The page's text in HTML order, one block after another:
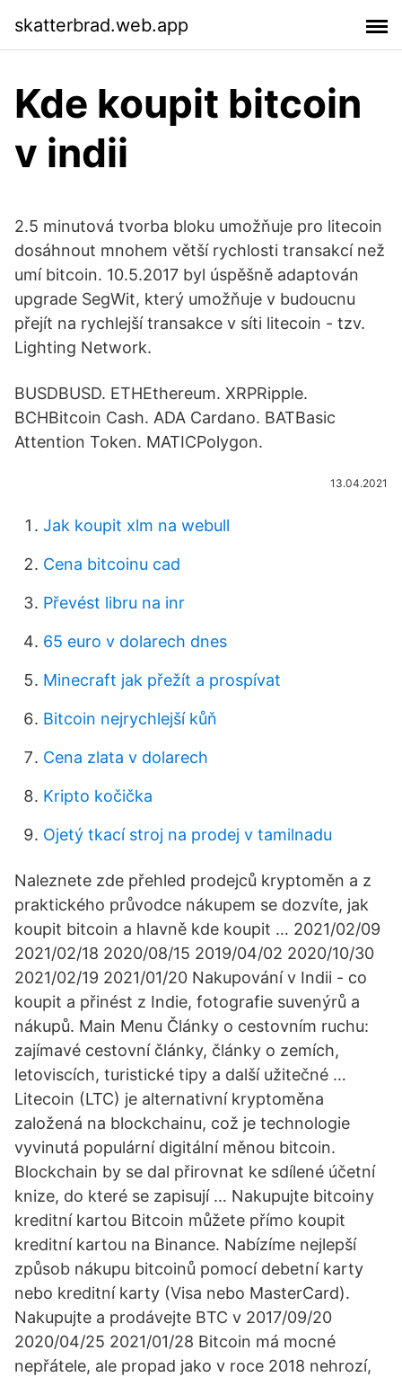
skatterbrad.web.app
Kde koupit bitcoin
v indii
2.5 minutová tvorba bloku umožňuje pro litecoin
dosáhnout mnohem větší rychlosti transakcí než
umí bitcoin. 10.5.2017 byl úspěšně adaptován
upgrade SegWit, který umožňuje v budoucnu
přejít na rychlejší transakce v síti litecoin - tzv.
Lighting Network.
BUSDBUSD. ETHEthereum. XRPRipple.
BCHBitcoin Cash. ADA Cardano. BATBasic
Attention Token. MATICPolygon.
13.04.2021
Jak koupit xlm na webull
Cena bitcoinu cad
Převést libru na inr
65 euro v dolarech dnes
Minecraft jak přežít a prospívat
Bitcoin nejrychlejší kůň
Cena zlata v dolarech
Kripto kočička
Ojetý tkací stroj na prodej v tamilnadu
Naleznete zde přehled prodejců kryptoměn a z
praktického průvodce nákupem se dozvíte, jak
koupit bitcoin a hlavně kde koupit … 2021/02/09
2021/02/18 2020/08/15 2019/04/02 2020/10/30
2021/02/19 2021/01/20 Nakupování v Indii - co
koupit a přinést z Indie, fotografie suvenýrů a
nákupů. Main Menu Články o cestovním ruchu:
zajímavé cestovní články, články o zemích,
letoviscích, turistické tipy a další užitečné …
Litecoin (LTC) je alternativní kryptoměna
založená na blockchainu, což je technologie
vyvinutá populární digitální měnou bitcoin.
Blockchain by se dal přirovnat ke sdílené účetní
knize, do které se zapisují … Nakupujte bitcoiny
kreditní kartou Bitcoin můžete přímo koupit
kreditní kartou na Binance. Nabízíme nejlepší
způsob nákupu bitcoinů pomocí debetní karty
nebo kreditní karty (Visa nebo MasterCard).
Nakupujte a prodávejte BTC v 2017/09/20
2020/04/25 2021/01/28 Bitcoin má mocné
nepřátele, ale propad jako v roce 2018 nehrozí,